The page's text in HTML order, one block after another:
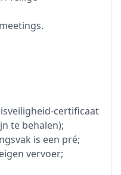
certificaat
te behalen);
is een pré;
vervoer;